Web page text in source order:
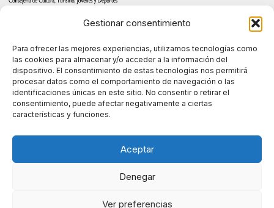
Gestionar consentimiento
Para ofrecer las mejores experiencias, utilizamos tecnologías como
las cookies para almacenar y/o acceder a la información del
dispositivo. El consentimiento de estas tecnologías nos permitirá
procesar datos como el comportamiento de navegación o las
identificaciones únicas en este sitio. No consentir o retirar el
consentimiento, puede afectar negativamente a ciertas
características y funciones.
Aceptar
Denegar
Ver preferencias
Política de privacidad
Política de cookies (UE)
Contacto